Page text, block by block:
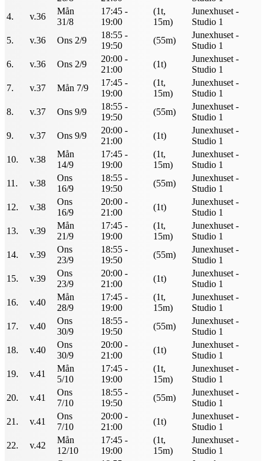
4.
v.36
Mån
31/8
17:45 -
19:00
(1t,
15m)
Junexhuset -
Studio 1
5.
v.36 Ons 2/9
18:55 -
19:50
(55m)
Junexhuset -
Studio 1
6.
v.36 Ons 2/9
20:00 -
21:00
(1t)
Junexhuset -
Studio 1
7.
v.37 Mån 7/9
17:45 -
19:00
(1t,
15m)
Junexhuset -
Studio 1
8.
v.37 Ons 9/9
18:55 -
19:50
(55m)
Junexhuset -
Studio 1
9.
v.37 Ons 9/9
20:00 -
21:00
(1t)
Junexhuset -
Studio 1
10.
v.38
Mån
14/9
17:45 -
19:00
(1t,
15m)
Junexhuset -
Studio 1
11.
v.38
Ons
16/9
18:55 -
19:50
(55m)
Junexhuset -
Studio 1
12.
v.38
Ons
16/9
20:00 -
21:00
(1t)
Junexhuset -
Studio 1
13.
v.39
Mån
21/9
17:45 -
19:00
(1t,
15m)
Junexhuset -
Studio 1
14.
v.39
Ons
23/9
18:55 -
19:50
(55m)
Junexhuset -
Studio 1
15.
v.39
Ons
23/9
20:00 -
21:00
(1t)
Junexhuset -
Studio 1
16.
v.40
Mån
28/9
17:45 -
19:00
(1t,
15m)
Junexhuset -
Studio 1
17.
v.40
Ons
30/9
18:55 -
19:50
(55m)
Junexhuset -
Studio 1
18.
v.40
Ons
30/9
20:00 -
21:00
(1t)
Junexhuset -
Studio 1
19.
v.41
Mån
5/10
17:45 -
19:00
(1t,
15m)
Junexhuset -
Studio 1
20.
v.41
Ons
7/10
18:55 -
19:50
(55m)
Junexhuset -
Studio 1
21.
v.41
Ons
7/10
20:00 -
21:00
(1t)
Junexhuset -
Studio 1
22.
v.42
Mån
12/10
17:45 -
19:00
(1t,
15m)
Junexhuset -
Studio 1